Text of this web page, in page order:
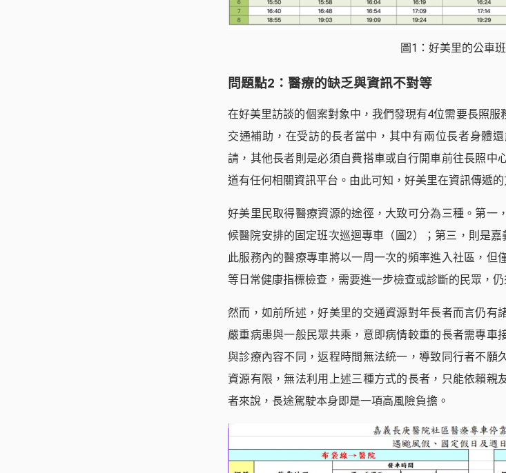
圖1：好美里的公車班
問題點2：醫療的缺乏與資訊不對等
在好美里訪談的個案對象中，我們發現有4位需要長照
交通補助，在受訪的長者當中，其中有兩位長者身體
請，其他長者則是必須自費搭車或自行開車前往長照中
道有任何相關資訊平台。由此可知，好美里在資訊傳遞
好美里民取得醫療資源的途徑，大致可分為三種。第一
候醫院安排的固定班次巡迴專車（圖2）；第三，則是嘉
此服務內的醫療專車將以一周一次的頻率進入社區，但
等日常健康指標檢查，需要進一步檢查或診斷的民眾，
然而，如前所述，好美里的交通資源對年長者而言仍有
嚴重病患與一般民眾共乘，意即病情較重的長者需專車
與診療內容不同，返程時間無法統一，導致同行者不願
資源有限，無法利用上述三種方式的長者，只能依賴親
者來說，長途駕駛本身即是一項高風險負擔。